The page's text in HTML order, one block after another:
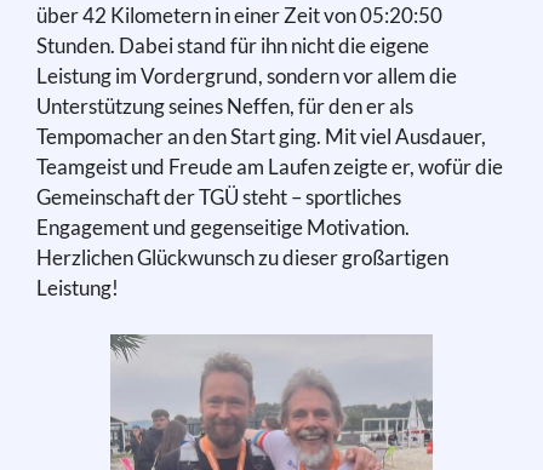
über 42 Kilometern in einer Zeit von 05:20:50
Stunden. Dabei stand für ihn nicht die eigene
Leistung im Vordergrund, sondern vor allem die
Unterstützung seines Neffen, für den er als
Tempomacher an den Start ging. Mit viel Ausdauer,
Teamgeist und Freude am Laufen zeigte er, wofür die
Gemeinschaft der TGÜ steht – sportliches
Engagement und gegenseitige Motivation.
Herzlichen Glückwunsch zu dieser großartigen
Leistung!